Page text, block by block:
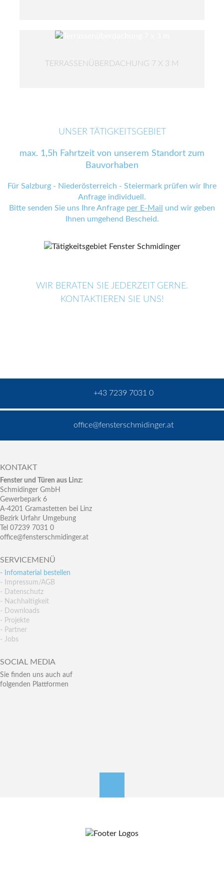
TERRASSENÜBERDACHUNG 7 X 3 M
UNSER TÄTIGKEITSGEBIET
max. 1,5h Fahrtzeit von unserem Standort zum
Bauvorhaben
Für Salzburg - Niederösterreich - Steiermark prüfen wir Ihre
Anfrage individuell.
Bitte senden Sie uns Ihre Anfrage per E-Mail
und wir geben
Ihnen umgehend Bescheid.
WIR BERATEN SIE JEDERZEIT GERNE.
KONTAKTIEREN SIE UNS!
+43 7239 7031 0
office@fensterschmidinger.at
KONTAKT
Fenster und Türen aus Linz:
Schmidinger GmbH
Gewerbepark 6
A-4201 Gramastetten bei Linz
Bezirk Urfahr Umgebung
Tel 07239 7031 0
office@fensterschmidinger.at
SERVICEMENÜ
- Infomaterial bestellen
- Impressum/AGB
- Datenschutz
- Nachhaltigkeit
- Downloads
- Projekte
- Partner
- Jobs
SOCIAL MEDIA
Sie finden uns auch auf
folgenden Plattformen